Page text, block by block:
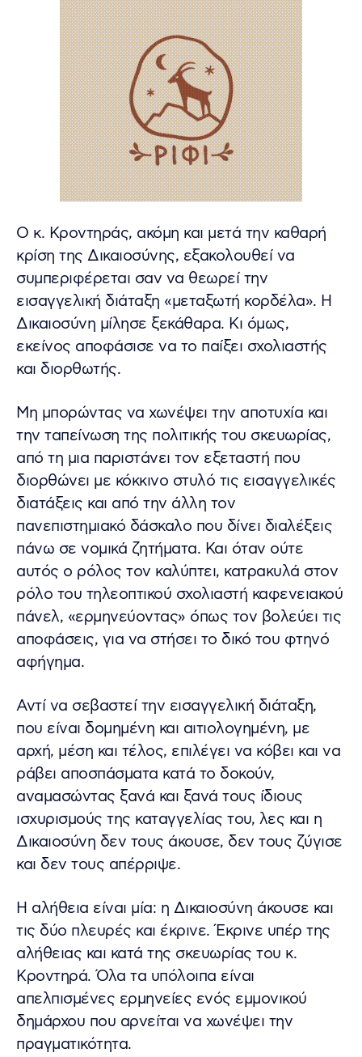
Ο κ. Κροντηράς, ακόμη και μετά την καθαρή
κρίση της Δικαιοσύνης, εξακολουθεί να
συμπεριφέρεται σαν να θεωρεί την
εισαγγελική διάταξη «μεταξωτή κορδέλα». Η
Δικαιοσύνη μίλησε ξεκάθαρα. Κι όμως,
εκείνος αποφάσισε να το παίξει σχολιαστής
και διορθωτής.
Μη μπορώντας να χωνέψει την αποτυχία και
την ταπείνωση της πολιτικής του σκευωρίας,
από τη μια παριστάνει τον εξεταστή που
διορθώνει με κόκκινο στυλό τις εισαγγελικές
διατάξεις και από την άλλη τον
πανεπιστημιακό δάσκαλο που δίνει διαλέξεις
πάνω σε νομικά ζητήματα. Και όταν ούτε
αυτός ο ρόλος τον καλύπτει, κατρακυλά στον
ρόλο του τηλεοπτικού σχολιαστή καφενειακού
πάνελ, «ερμηνεύοντας» όπως τον βολεύει τις
αποφάσεις, για να στήσει το δικό του φτηνό
αφήγημα.
Αντί να σεβαστεί την εισαγγελική διάταξη,
που είναι δομημένη και αιτιολογημένη, με
αρχή, μέση και τέλος, επιλέγει να κόβει και να
ράβει αποσπάσματα κατά το δοκούν,
αναμασώντας ξανά και ξανά τους ίδιους
ισχυρισμούς της καταγγελίας του, λες και η
Δικαιοσύνη δεν τους άκουσε, δεν τους ζύγισε
και δεν τους απέρριψε.
Η αλήθεια είναι μία: η Δικαιοσύνη άκουσε και
τις δύο πλευρές και έκρινε. Έκρινε υπέρ της
αλήθειας και κατά της σκευωρίας του κ.
Κροντηρά. Όλα τα υπόλοιπα είναι
απελπισμένες ερμηνείες ενός εμμονικού
δημάρχου που αρνείται να χωνέψει την
πραγματικότητα.